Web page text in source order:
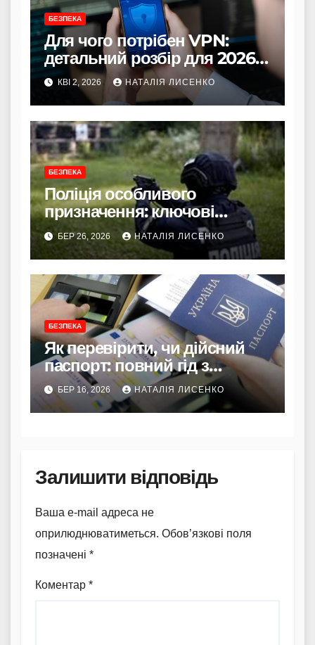
БЕЗПЕКА
Для чого потрібен VPN:
детальний розбір для 2026
року
КВІ 2, 2026 НАТАЛІЯ ЛИСЕНКО
БЕЗПЕКА
Поліція особливого
призначення: ключові
завдання та щоденна
боротьба за порядок
БЕР 26, 2026 НАТАЛІЯ ЛИСЕНКО
БЕЗПЕКА
Як перевірити, чи дійсний
паспорт: повний гід з
перевірки
БЕР 16, 2026 НАТАЛІЯ ЛИСЕНКО
Залишити відповідь
Ваша e-mail адреса не
оприлюднюватиметься. Обов’язкові поля
позначені *
Коментар *